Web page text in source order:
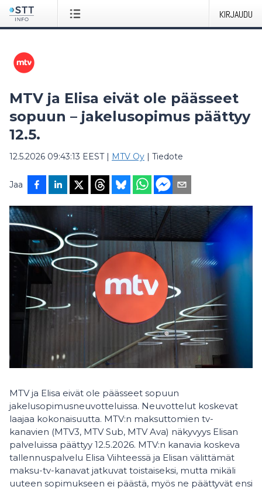
KIRJAUDU
MTV ja Elisa eivät ole päässeet
sopuun – jakelusopimus päättyy
12.5.
12.5.2026 09:43:13 EEST| MTV Oy | Tiedote
Jaa
MTV ja Elisa eivät ole päässeet sopuun
jakelusopimusneuvotteluissa. Neuvottelut koskevat
laajaa kokonaisuutta. MTV:n maksuttomien tv-
kanavien (MTV3, MTV Sub, MTV Ava) näkyvyys Elisan
palveluissa päättyy 12.5.2026. MTV:n kanavia koskeva
tallennuspalvelu Elisa Viihteessä ja Elisan välittämät
maksu-tv-kanavat jatkuvat toistaiseksi, mutta mikäli
uuteen sopimukseen ei päästä, myös ne päättyvät ensi